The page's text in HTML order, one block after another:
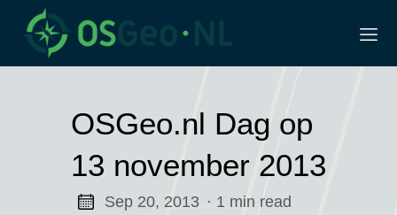
OSGeo.nl Dag op
13 november 2013
Sep 20, 2013 · 1 min read